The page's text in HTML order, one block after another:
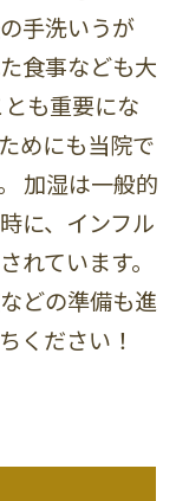
手洗いうが
食事なども大
も重要にな
めにも当院で
加湿は一般的
に、インフル
れています。
どの準備も進
ください！